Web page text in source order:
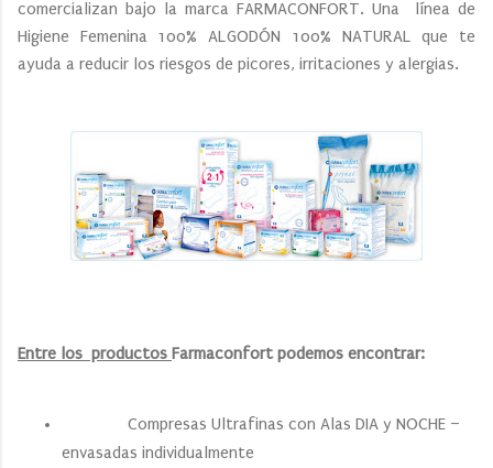
comercializan bajo la marca FARMACONFORT. Una línea de
Higiene Femenina 100% ALGODÓN 100% NATURAL que te
ayuda a reducir los riesgos de picores, irritaciones y alergias.
Entre los productos Farmaconfort podemos encontrar:
Compresas Ultrafinas con Alas DIA y NOCHE –
envasadas individualmente